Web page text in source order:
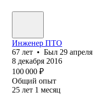
Инженер ПТО
67 лет • Был 29
8 декабря 2016
100 000 ₽
Общий опыт
25 лет 1 месяц